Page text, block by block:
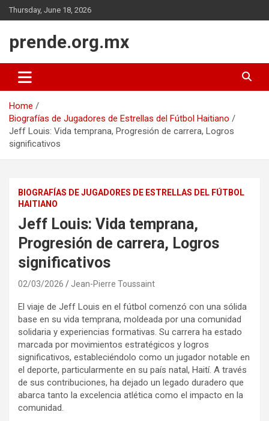
Skip
to
Thursday, June 18, 2026
prende.org.mx
Home
Biografías de Jugadores de Estrellas del Fútbol Haitiano
Jeff Louis: Vida temprana, Progresión de carrera, Logros
significativos
BIOGRAFÍAS DE JUGADORES DE ESTRELLAS DEL FÚTBOL
HAITIANO
Jeff Louis: Vida temprana,
Progresión de carrera, Logros
significativos
02/03/2026 Jean-Pierre Toussaint
El viaje de Jeff Louis en el fútbol comenzó con una sólida
base en su vida temprana, moldeada por una comunidad
solidaria y experiencias formativas. Su carrera ha estado
marcada por movimientos estratégicos y logros
significativos, estableciéndolo como un jugador notable en
el deporte, particularmente en su país natal, Haití. A través
de sus contribuciones, ha dejado un legado duradero que
abarca tanto la excelencia atlética como el impacto en la
comunidad.